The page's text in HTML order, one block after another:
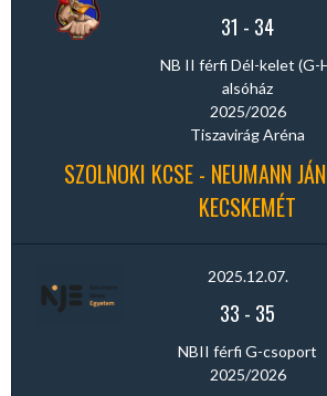
31 - 34
NB II férfi Dél-kelet (G-
alsóház
2025/2026
Tiszavirág Aréna
SZOLNOKI KCSE - NEUMANN
KECSKEMÉT
2025.12.07.
33 - 35
NBII férfi G-csoport
2025/2026